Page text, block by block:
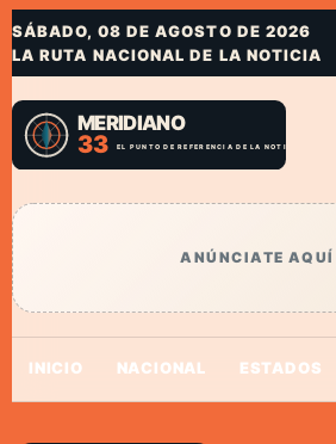
SÁBADO, 08 DE AGOSTO DE 2026
LA RUTA NACIONAL DE LA NOTICIA
ANÚNCIATE AQUÍ
INICIO NACIONAL ESTADOS